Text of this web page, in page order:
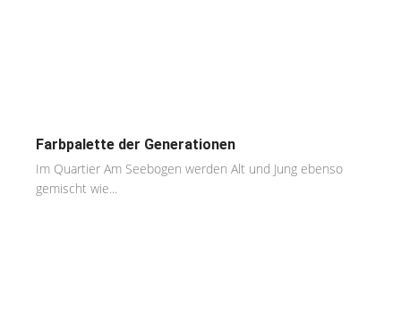
Farbpalette der Generationen
Im Quartier Am Seebogen werden Alt und Jung ebenso
gemischt wie...